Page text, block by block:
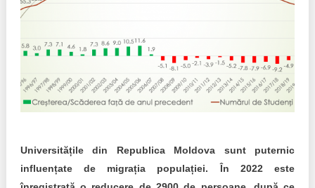
Anunțuri
Consiliul consulativ internațional IDIS
Agenda Națională de Business
Puterea hibridă
15 minute de realism economic
Trend Hunter
Aplică la BUNELE PRACTICI
Universitățile din Republica Moldova sunt puternic
influențate de migrația populației. În 2022 este